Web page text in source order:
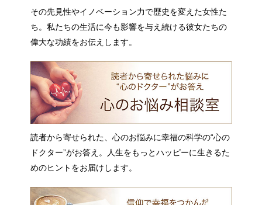
その先見性やイノベーション力で歴史を変えた女性た
ち。私たちの生活に今も影響を与え続ける彼女たちの
偉大な功績をお伝えします。
読者から寄せられた、心のお悩みに幸福の科学の“心の
ドクター”がお答え。人生をもっとハッピーに生きるた
めのヒントをお届けします。